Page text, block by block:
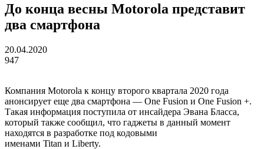
До конца весны Motorola представит
два смартфона
20.04.2020
947
Компания Motorola к концу второго квартала 2020 года
анонсирует еще два смартфона — One Fusion и One Fusion +.
Такая информация поступила от инсайдера Эвана Бласса,
который также сообщил, что гаджеты в данный момент
находятся в разработке под кодовыми
именами Titan и Liberty.